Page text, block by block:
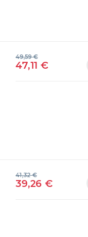
47,11 €
49,59€
39,26 €
41,32€